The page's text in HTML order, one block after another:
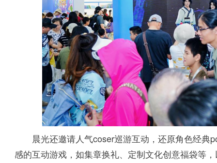
晨光还邀请人气coser巡游互动，还原角色经
感的互动游戏，如集章换礼、定制文化创意福袋等